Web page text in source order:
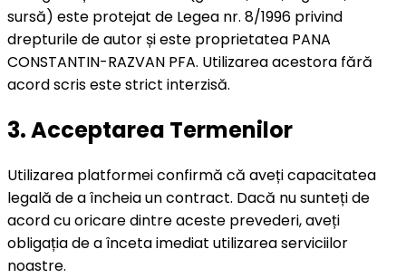
sursă) este protejat de Legea nr. 8/1996 privind
drepturile de autor și este proprietatea PANA
CONSTANTIN-RAZVAN PFA. Utilizarea acestora fără
acord scris este strict interzisă.
3. Acceptarea Termenilor
Utilizarea platformei confirmă că aveți capacitatea
legală de a încheia un contract. Dacă nu sunteți de
acord cu oricare dintre aceste prevederi, aveți
obligația de a înceta imediat utilizarea serviciilor
noastre.